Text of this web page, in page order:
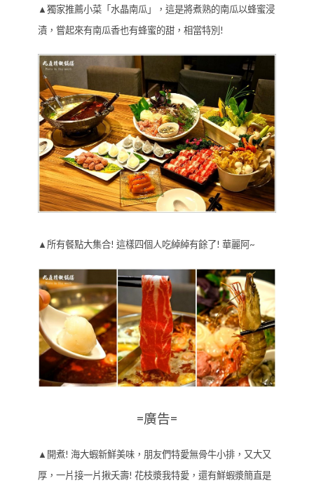
▲獨家推薦小菜「水晶南瓜」，這是將煮熟的南瓜以蜂蜜浸
漬，嘗起來有南瓜香也有蜂蜜的甜，相當特別!
▲所有餐點大集合! 這樣四個人吃綽綽有餘了! 華麗阿~
=廣告=
▲開煮! 海大蝦新鮮美味，朋友們特愛無骨牛小排，又大又
厚，一片接一片揪夭壽! 花枝漿我特愛，還有鮮蝦漿簡直是